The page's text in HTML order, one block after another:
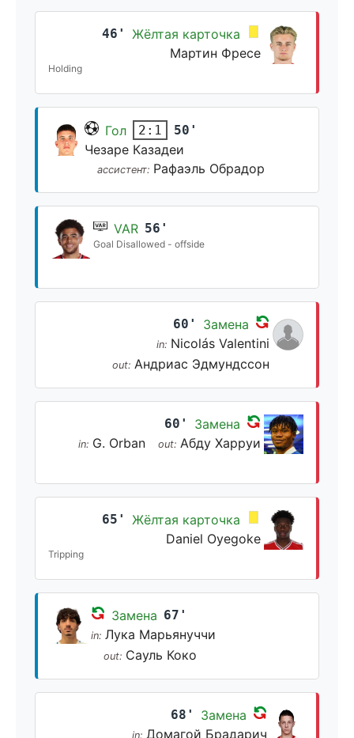
46'
Жёлтая карточка
Мартин Фресе
Holding
Гол 2:1 50'
Чезаре Казадеи
ассистент: Рафаэль Обрадор
VAR 56'
Goal Disallowed - offside
60' Замена
in: Nicolás Valentini
out: Андриас Эдмундссон
60' Замена
in: G. Orban out: Абду Харруи
65'
Жёлтая карточка
Daniel Oyegoke
Tripping
Замена 67'
in: Лука Марьянуччи
out: Сауль Коко
68' Замена
in: Домагой Брадарич